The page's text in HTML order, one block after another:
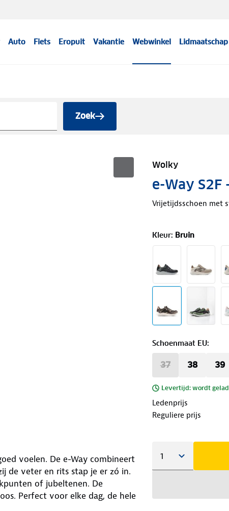
Auto Fiets Eropuit Vakantie Webwinkel Lidmaatschap
Zoek
Wolky
e-Way
Vrijetijdsschoen met
Kleur: Bruin
Schoenmaat EU:
37 38 39
Levertijd: wordt
Ledenprijs
Reguliere prijs
voelen. De e-Way combineert
de veter en rits stap je er zó in.
of jubeltenen. De
Perfect voor elke dag, de hele